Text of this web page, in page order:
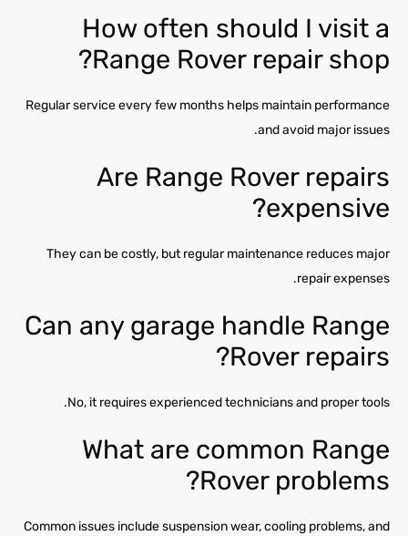
How often should I visit a
Range Rover repair shop?
Regular service every few months helps maintain performance
and avoid major issues.
Are Range Rover repairs
expensive?
They can be costly, but regular maintenance reduces major
repair expenses.
Can any garage handle Range
Rover repairs?
No, it requires experienced technicians and proper tools.
What are common Range
Rover problems?
Common issues include suspension wear, cooling problems, and